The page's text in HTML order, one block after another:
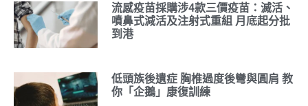
流感疫苗採購涉4款三價疫苗：滅活、
噴鼻式減活及注射式重組 月底起分批
到港
低頭族後遺症 胸椎過度後彎與圓肩 教
你「企鵝」康復訓練